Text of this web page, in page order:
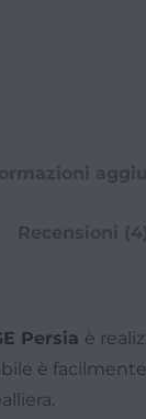
Persia è
è